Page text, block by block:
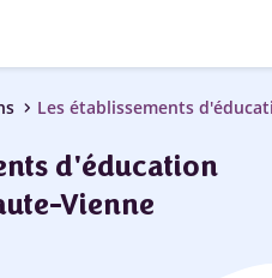
chevron_right Les établissements
d'éducation
Vienne